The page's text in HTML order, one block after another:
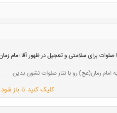
برای سلامتی و تعجیل در ظهور آقا امام
زمان(عج) رو با نثار صلوات نشون بدین.
کلیک کنید تا باز